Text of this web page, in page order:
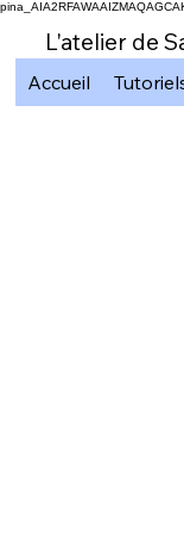
L'atelier de
Accueil